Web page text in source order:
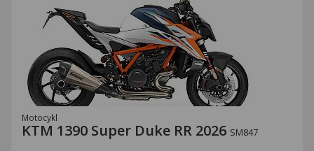
Motocykl
KTM 1390 Super Duke RR 2026 SM847